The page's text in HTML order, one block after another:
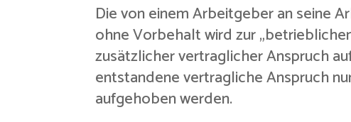
Die von einem Arbeitgeber an seine
ohne Vorbehalt wird zur
zusätzlicher vertraglicher Anspruch
entstandene vertragliche Anspruch
aufgehoben werden.